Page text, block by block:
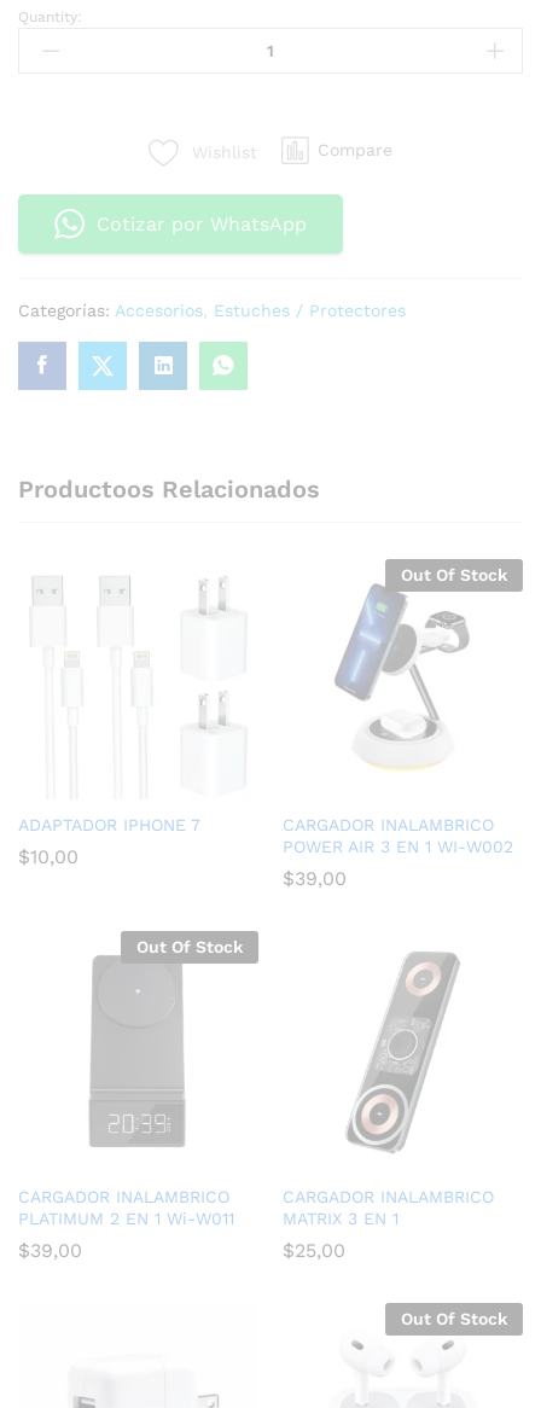
Quantity:
Wishlist Compare
Cotizar por WhatsApp
Categorías: Accesorios Estuches / Protectores
Productoos Relacionados
ADAPTADOR IPHONE 7
$10,00
Out Of Stock
CARGADOR INALAMBRICO
POWER AIR 3 EN 1 WI-W002
$39,00
Out Of Stock
CARGADOR INALAMBRICO
PLATIMUM 2 EN 1 Wi-W011
$39,00
CARGADOR INALAMBRICO
MATRIX 3 EN 1
$25,00
Out Of Stock